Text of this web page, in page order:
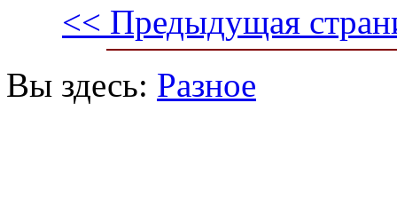
<< Предыдущая
Вы здесь: Разное